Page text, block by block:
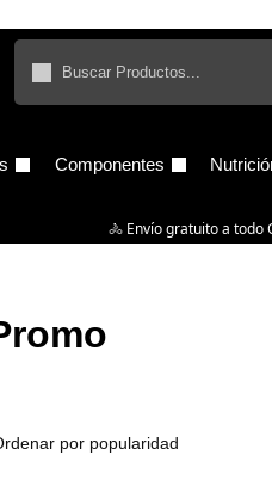
Componentes
🚴‍ Envío gratuito a todo